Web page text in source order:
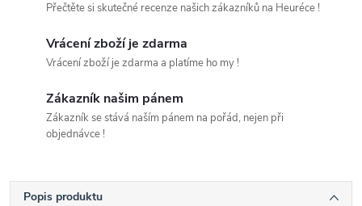
Přečtěte si skutečné recenze našich zákazníků na Heuréce !
Vrácení zboží je zdarma
Vrácení zboží je zdarma a platíme ho my !
Zákazník našim pánem
Zákazník se stává naším pánem na pořád, nejen při
objednávce !
Popis produktu